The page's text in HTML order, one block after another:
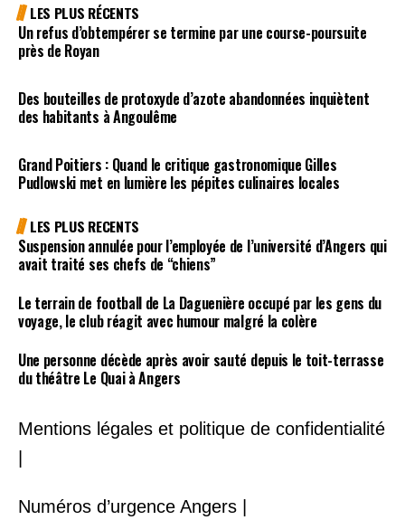
LES PLUS RÉCENTS
Un refus d’obtempérer se termine par une course-poursuite
près de Royan
Des bouteilles de protoxyde d’azote abandonnées inquiètent
des habitants à Angoulême
Grand Poitiers : Quand le critique gastronomique Gilles
Pudlowski met en lumière les pépites culinaires locales
LES PLUS RECENTS
Suspension annulée pour l’employée de l’université d’Angers qui
avait traité ses chefs de “chiens”
Le terrain de football de La Daguenière occupé par les gens du
voyage, le club réagit avec humour malgré la colère
Une personne décède après avoir sauté depuis le toit-terrasse
du théâtre Le Quai à Angers
Mentions légales et politique de confidentialité
|
Numéros d’urgence Angers |